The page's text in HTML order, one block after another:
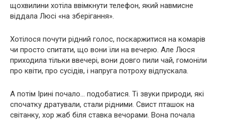
щохвилини хотіла ввімкнути телефон, який навмисне
віддала Люсі «на зберігання».
Хотілося почути рідний голос, поскаржитися на комарів
чи просто спитати, що вони їли на вечерю. Але Люся
приходила тільки ввечері, вони довго пили чай, гомоніли
про квіти, про сусідів, і напруга потроху відпускала.
А потім Ірині почало… подобатися. Ті звуки природи, які
спочатку дратували, стали рідними. Свист пташок на
світанку, хор жаб біля ставка вечорами. Вона почала